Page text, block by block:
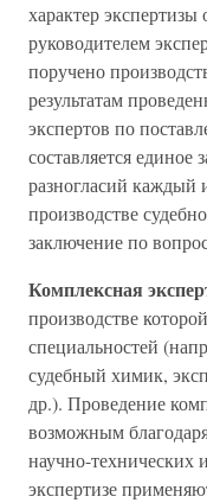
характер экспертизы
руководителем
поручено
результатам
экспертов по
составляется
разногласий каждый
производстве
заключение по
Комплексная
производстве
специальностей
судебный химик,
др.). Проведение
возможным
научно-технических
экспертизе